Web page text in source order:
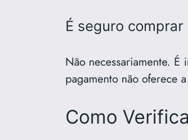
É seguro
Não necessariamente.
pagamento não oferece
Como